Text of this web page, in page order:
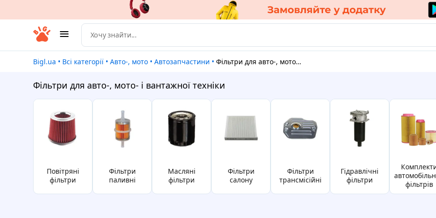
Bigl.ua • Всі категорії • Авто-, мото • Автозапчастини • Фільтри для авто-, мото- і вантажної техніки
Фільтри для авто-, мото- і вантажної техніки
Повітряні
фільтри
фільтри
паливні
Масляні
фільтри
фільтри
салону
фільтри
трансмісійні
гідравлічні
фільтри
комплекти
фільтрів